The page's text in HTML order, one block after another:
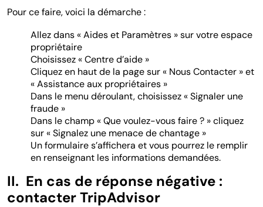
Pour ce faire, voici la démarche :
Allez dans « Aides et Paramètres » sur votre espace
propriétaire
Choisissez « Centre d’aide »
Cliquez en haut de la page sur « Nous Contacter » et
« Assistance aux propriétaires »
Dans le menu déroulant, choisissez « Signaler une
fraude »
Dans le champ « Que voulez-vous faire ? » cliquez
sur « Signalez une menace de chantage »
Un formulaire s’affichera et vous pourrez le remplir
en renseignant les informations demandées.
II. En cas de réponse négative :
contacter TripAdvisor